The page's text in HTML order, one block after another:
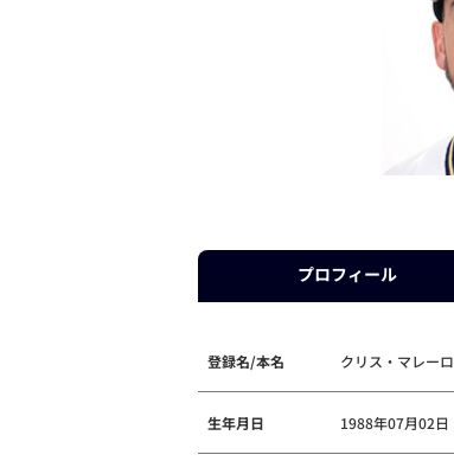
プロフィール
登録名/本名 クリス・マレーロ
生年月日 1988年07月02日